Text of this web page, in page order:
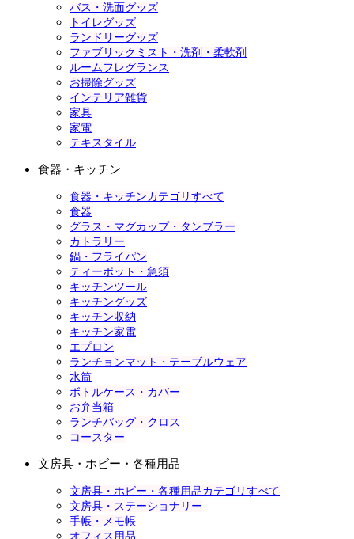
バス・洗面グッズ
トイレグッズ
ランドリーグッズ
ファブリックミスト・洗剤・柔軟剤
ルームフレグランス
お掃除グッズ
インテリア雑貨
家具
家電
テキスタイル
食器・キッチン
食器・キッチンカテゴリすべて
食器
グラス・マグカップ・タンブラー
カトラリー
鍋・フライパン
ティーポット・急須
キッチンツール
キッチングッズ
キッチン収納
キッチン家電
エプロン
ランチョンマット・テーブルウェア
水筒
ボトルケース・カバー
お弁当箱
ランチバッグ・クロス
コースター
文房具・ホビー・各種用品
文房具・ホビー・各種用品カテゴリすべて
文房具・ステーショナリー
手帳・メモ帳
オフィス用品